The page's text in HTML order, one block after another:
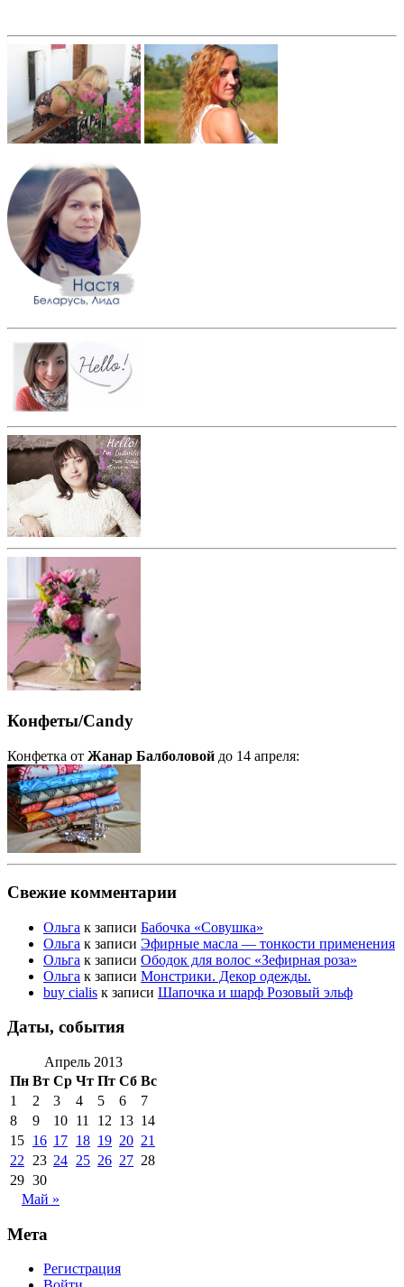
Конфеты/Candy
Конфетка от Жанар Балболовой до 14 апреля:
Свежие комментарии
Ольга к записи Бабочка «Совушка»
Ольга к записи Эфирные масла — тонкости применения
Ольга к записи Ободок для волос «Зефирная роза»
Ольга к записи Монстрики. Декор одежды.
buy cialis к записи Шапочка и шарф Розовый эльф
Даты, события
Апрель 2013
Пн Вт Ср Чт Пт Сб Вс
1
2 3 4 5 6
7
8
9 10 11 12 13 14
15 16 17 18 19 20 21
22
23 24 25 26 27 28
29 30
Май »
Мета
Регистрация